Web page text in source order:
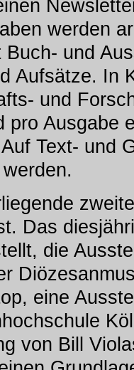
werden
Buch- und
Aufsätze. In
und
pro Ausgabe
Text- und
Das
die
eine
von Bill